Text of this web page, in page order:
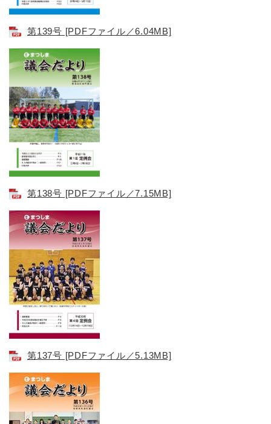
第139号​ [PDFファイル／6.04MB]
第138号 [PDFファイル／7.15MB]
第137号 [PDFファイル／5.13MB]